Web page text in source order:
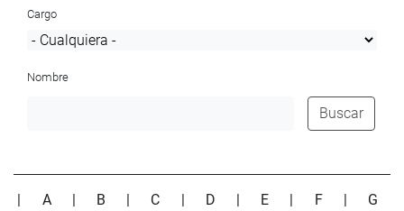
Cargo
Nombre
Buscar
| A | B | C | D | E | F | G